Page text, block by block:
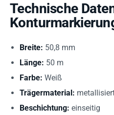
Technische
Breite: 50,8 mm
Länge: 50 m
Farbe: Weiß
Trägermaterial:
Beschichtung: einseitig